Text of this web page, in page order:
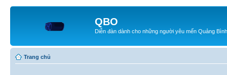
QBO
Diễn đàn dành cho những người yêu mến Quảng Bình
Trang chủ